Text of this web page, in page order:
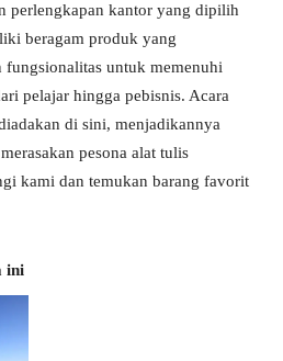
perlengkapan kantor yang dipilih
beragam produk yang
fungsionalitas untuk memenuhi
pelajar hingga pebisnis. Acara
di sini, menjadikannya
pesona alat tulis
kami dan temukan barang favorit
ini